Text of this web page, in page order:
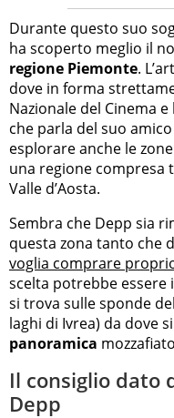
Durante questo suo
ha scoperto meglio il
regione Piemonte.
dove in forma
Nazionale del Cinema
che parla del suo
esplorare anche le
una regione compresa
Valle d’Aosta.
Sembra che Depp sia
questa zona tanto che
voglia comprare
scelta potrebbe essere
si trova sulle sponde
laghi di Ivrea) da dove
panoramica
Il consiglio dato
Depp